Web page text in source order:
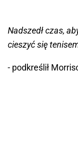
Nadszedł czas,
cieszyć się
- podkreślił